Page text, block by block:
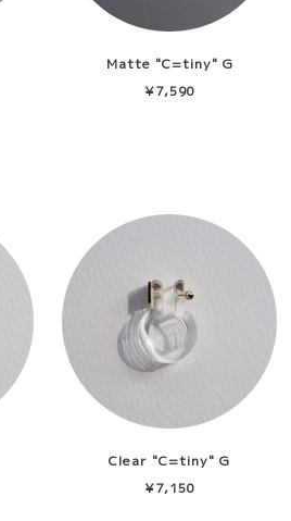
Matte "C=tiny" G
¥7,590
Clear "C=tiny" G
¥7,150